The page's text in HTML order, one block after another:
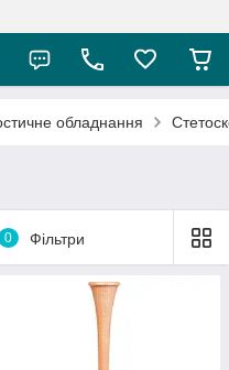
обладнання
0 Фільтри